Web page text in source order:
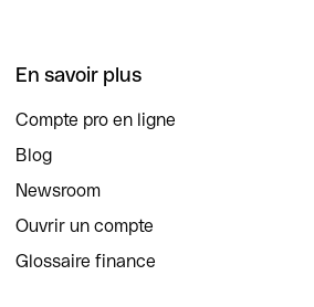
En savoir plus
Compte pro en ligne
Blog
Newsroom
Ouvrir un compte
Glossaire finance